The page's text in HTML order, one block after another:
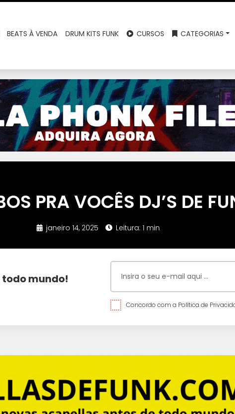
BEATS À VENDA DRUM KITS FUNK CURSOS CATEGORIAS
PRA VOCÊS DJ’S DE
janeiro 14, 2025 Leitura: 1 min
todo mundo!
Concordo com a Política de